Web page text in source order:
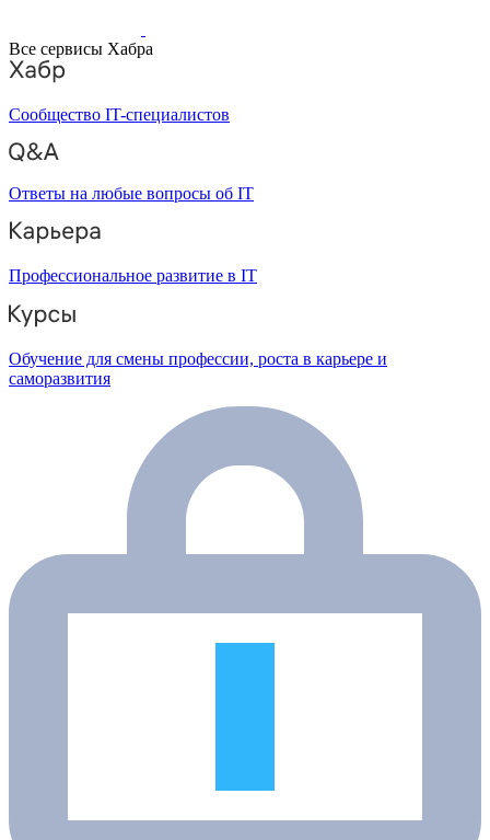
Все сервисы Хабра
Сообщество IT-специалистов
Ответы на любые вопросы об IT
Профессиональное развитие в IT
Обучение для смены профессии, роста в карьере и
саморазвития